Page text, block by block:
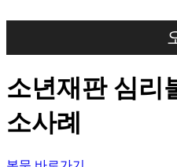
소년재판 심리
소사례